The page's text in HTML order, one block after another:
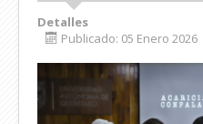
Detalles
Publicado: 05 Enero 2026